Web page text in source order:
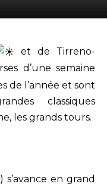
et de Tirreno-
d’une semaine
de l’année et sont
classiques
les grands tours.
s’avance en grand